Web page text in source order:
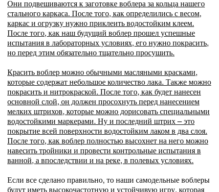
Они подвешиваются к заготовке воблера за кольца нашего
стального каркаса. После того, как определились с весом,
каркас и огрузку нужно приклеить водостойким клеем.
После того, как наш будущий воблер прошел успешные
испытания в лабораторных условиях, его нужно покрасить,
но перед этим обязательно тщательно просушить.
Красить воблер можно обычными масляными красками,
которые содержат небольшое количество лака. Также можно
покрасить и нитрокраской. После того, как будет нанесен
основной слой, он должен просохнуть перед нанесением
мелких штрихов, которые можно дорисовать специальными
водостойкими маркерами. Ну и последний штрих – это
покрытие всей поверхности водостойким лаком в два слоя.
После того, как воблер полностью высохнет на него можно
навесить тройники и провести контрольные испытания в
ванной, а впоследствии и на реке, в полевых условиях.
Если все сделано правильно, то наши самодельные воблеры
будут иметь высокочастотную и устойчивую игру, которая